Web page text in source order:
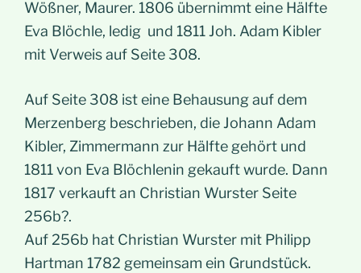
Wößner, Maurer. 1806 übernimmt eine Hälfte
Eva Blöchle, ledig und 1811 Joh. Adam Kibler
mit Verweis auf Seite 308.
Auf Seite 308 ist eine Behausung auf dem
Merzenberg beschrieben, die Johann Adam
Kibler, Zimmermann zur Hälfte gehört und
1811 von Eva Blöchlenin gekauft wurde. Dann
1817 verkauft an Christian Wurster Seite
256b?.
Auf 256b hat Christian Wurster mit Philipp
Hartman 1782 gemeinsam ein Grundstück.